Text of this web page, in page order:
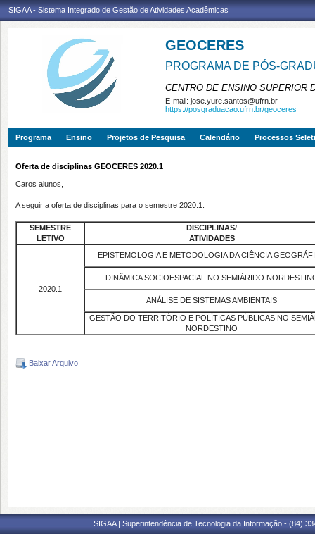
SIGAA - Sistema Integrado de Gestão de Atividades Acadêmicas
GEOCERES
PROGRAMA DE PÓS-
CENTRO DE ENSINO SUPERIOR
E-mail: jose.yure.santos@ufrn.br
https://posgraduacao.ufrn.br/geoceres
Programa Ensino Projetos de Pesquisa Calendário Processos
Oferta de disciplinas GEOCERES 2020.1
Caros alunos,
A seguir a oferta de disciplinas para o semestre 2020.1:
SEMESTRE
LETIVO
DISCIPLINAS/
ATIVIDADES
2020.1
EPISTEMOLOGIA E METODOLOGIA DA CIÊNCIA
DINÂMICA SOCIOESPACIAL NO SEMIÁRIDO
ANÁLISE DE SISTEMAS AMBIENTAIS
GESTÃO DO TERRITÓRIO E POLÍTICAS PÚBLICAS NO
NORDESTINO
Baixar Arquivo
SIGAA | Superintendência de Tecnologia da Informação - (84)